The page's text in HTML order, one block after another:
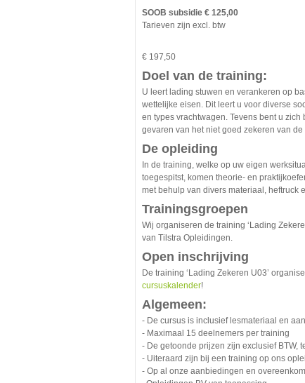
SOOB subsidie € 125,00
Tarieven zijn excl. btw
€ 197,50
Doel van de training:
U leert lading stuwen en verankeren op
wettelijke eisen. Dit leert u voor diverse
en types vrachtwagen. Tevens bent u zich
gevaren van het niet goed zekeren van
De opleiding
In de training, welke op uw eigen
toegespitst, komen theorie- en
met behulp van divers materiaal, heftruck
Trainingsgroepen
Wij organiseren de training ‘Lading
van Tilstra Opleidingen.
Open inschrijving
De training ‘Lading Zekeren U03’
cursuskalender!
Algemeen:
- De cursus is inclusief lesmateriaal en
- Maximaal 15 deelnemers per training
- De getoonde prijzen zijn exclusief BTW,
- Uiteraard zijn bij een training op ons
- Op al onze aanbiedingen en